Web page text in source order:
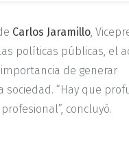
Carlos Jaramillo,
políticas públicas, el
de generar
“Hay que
concluyó.